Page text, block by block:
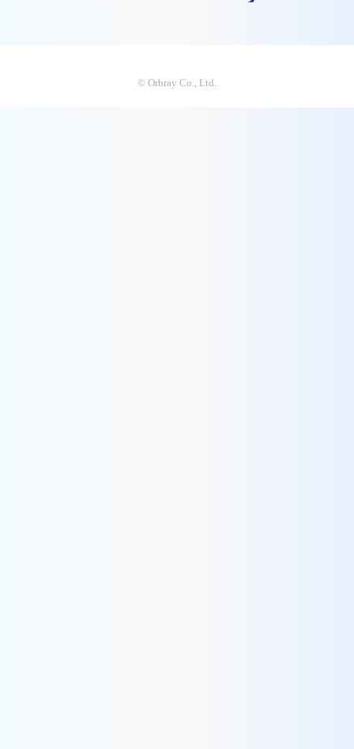
© Orbray Co., Ltd.